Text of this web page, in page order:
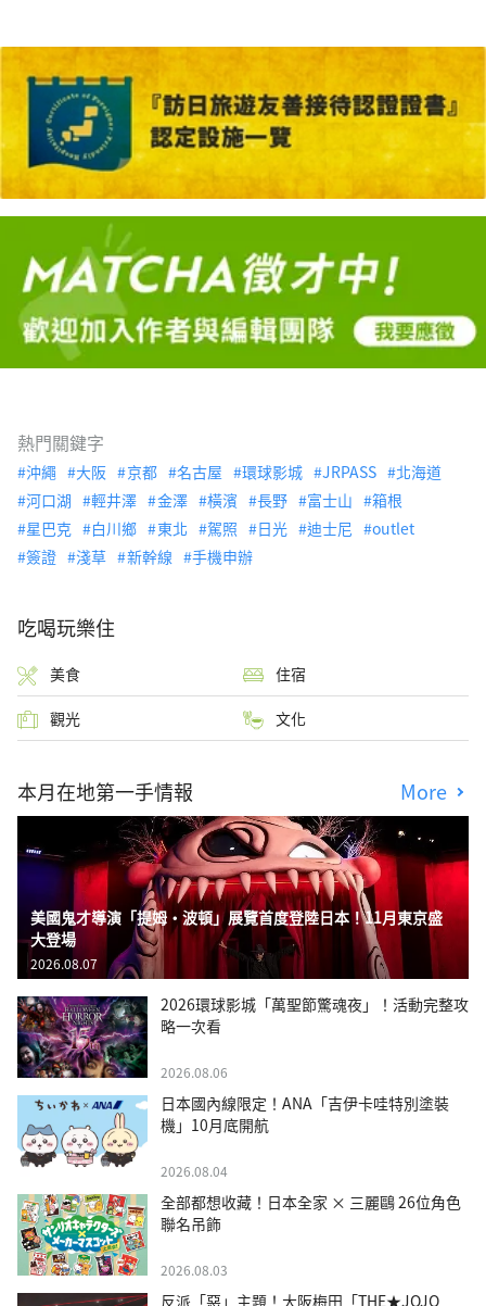
熱門關鍵字
沖繩 大阪 京都 名古屋 環球影城 JRPASS
北海道
河口湖
輕井澤 金澤 橫濱 長野 富士山
箱根
星巴克
白川鄉 東北 駕照 日光 迪士尼
outlet
簽證
淺草 新幹線 手機申辦
吃喝玩樂住
美食 住宿
觀光 文化
本月在地第一手情報 More
美國鬼才導演「提姆・波頓」展覽首度登陸日本！11月東京盛
大登場
2026.08.07
2026環球影城「萬聖節驚魂夜」！活動完整攻
略一次看
2026.08.06
日本國內線限定！ANA「吉伊卡哇特別塗裝
機」10月底開航
2026.08.04
全部都想收藏！日本全家 × 三麗鷗 26位角色
聯名吊飾
2026.08.03
反派「惡」主題！大阪梅田「THE★JOJO